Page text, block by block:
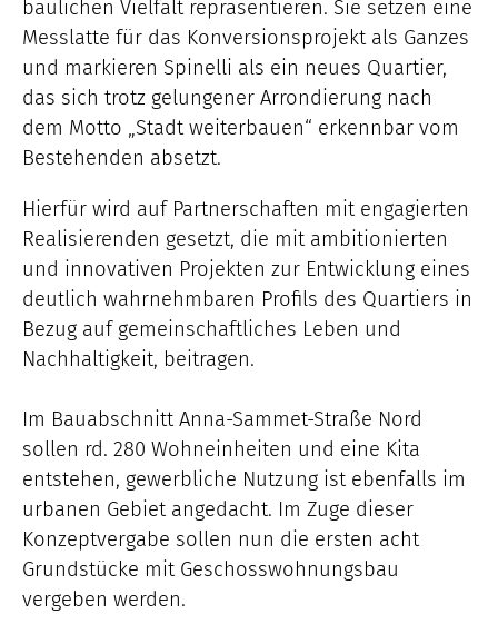
baulichen Vielfalt repräsentieren. Sie setzen eine
Messlatte für das Konversionsprojekt als Ganzes
und markieren Spinelli als ein neues Quartier,
das sich trotz gelungener Arrondierung nach
dem Motto „Stadt weiterbauen“ erkennbar vom
Bestehenden absetzt.
Hierfür wird auf Partnerschaften mit engagierten
Realisierenden gesetzt, die mit ambitionierten
und innovativen Projekten zur Entwicklung eines
deutlich wahrnehmbaren Profils des Quartiers in
Bezug auf gemeinschaftliches Leben und
Nachhaltigkeit, beitragen.
Im Bauabschnitt Anna-Sammet-Straße Nord
sollen rd. 280 Wohneinheiten und eine Kita
entstehen, gewerbliche Nutzung ist ebenfalls im
urbanen Gebiet angedacht. Im Zuge dieser
Konzeptvergabe sollen nun die ersten acht
Grundstücke mit Geschosswohnungsbau
vergeben werden.